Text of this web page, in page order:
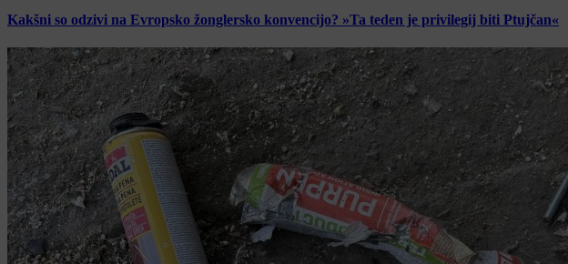
Kakšni so odzivi na Evropsko žonglersko konvencijo? »Ta teden je privilegij biti Ptujčan«